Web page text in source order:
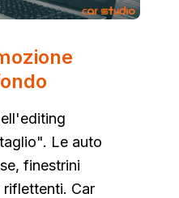
Le auto
finestrini
Car